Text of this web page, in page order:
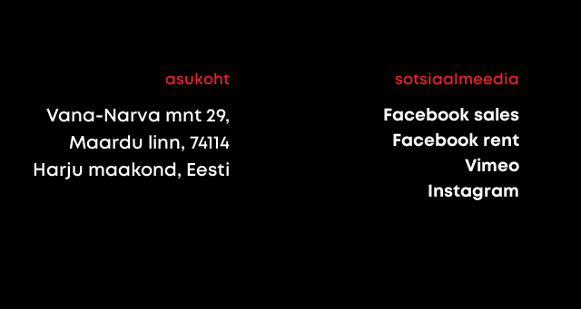
asukoht
Vana-Narva mnt 29,
Maardu linn, 74114
Harju maakond, Eesti
sotsiaalmeedia
Facebook sales
Facebook rent
Vimeo
Instagram